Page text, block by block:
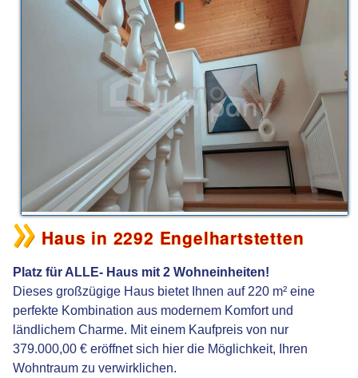
Haus in 2292 Engelhartstetten
Platz für ALLE- Haus mit 2 Wohneinheiten!
Dieses großzügige Haus bietet Ihnen auf 220 m² eine
perfekte Kombination aus modernem Komfort und
ländlichem Charme. Mit einem Kaufpreis von nur
379.000,00 € eröffnet sich hier die Möglichkeit, Ihren
Wohntraum zu verwirklichen.